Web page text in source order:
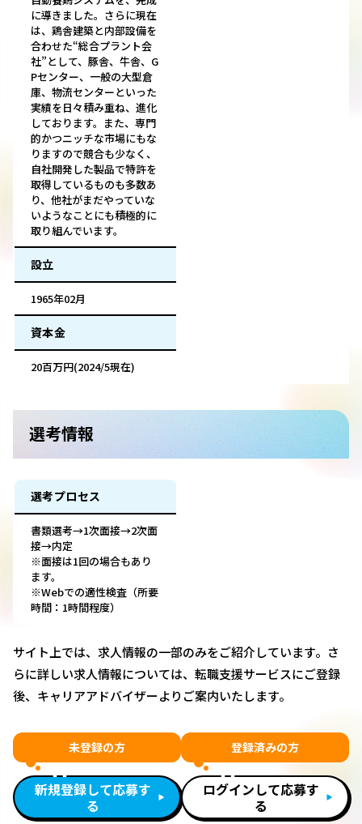
に導きました。さらに現在
は、鶏舎建築と内部設備を
合わせた“総合プラント会
社”として、豚舎、牛舎、G
Pセンター、一般の大型倉
庫、物流センターといった
実績を日々積み重ね、進化
しております。また、専門
的かつニッチな市場にもな
りますので競合も少なく、
自社開発した製品で特許を
取得しているものも多数あ
り、他社がまだやっていな
いようなことにも積極的に
取り組んでいます。
設立
1965年02月
資本金
20百万円(2024/5現在)
選考情報
選考プロセス
書類選考→1次面接→2次面
接→内定
※面接は1回の場合もあり
ます。
※Webでの適性検査（所要
時間：1時間程度）
サイト上では、求人情報の一部のみをご紹介しています。さ
らに詳しい求人情報については、転職支援サービスにご登録
後、キャリアアドバイザーよりご案内いたします。
未登録の方
新規登録して応募す
る
登録済みの方
ログインして応募す
る